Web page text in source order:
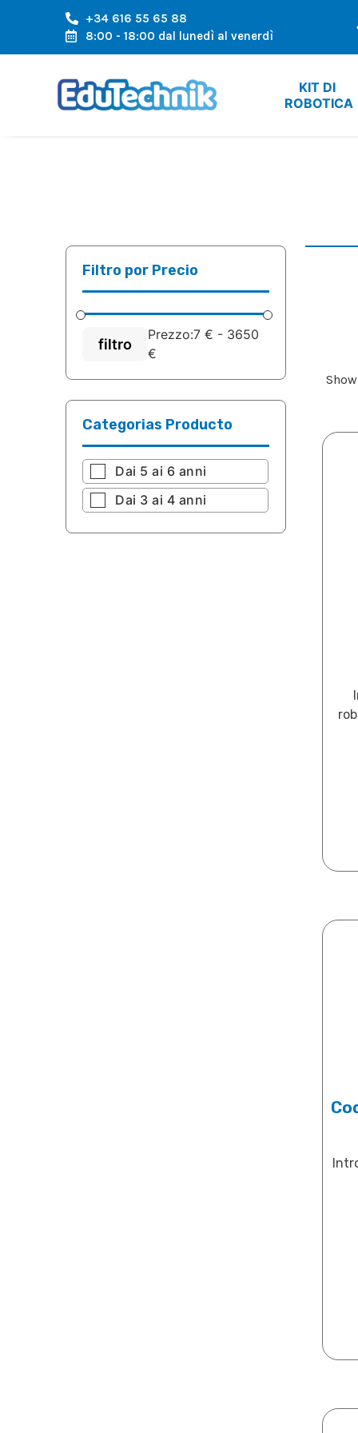
+34 616 55 65 88
8:00 - 18:00 dal lunedì al venerdì
EUROPEA SPEDIZIONE VELOCE, ARRIVO
KIT DI
ROBOTICA
Filtro por Precio
filtro
Prezzo:7 € - 3650
€
Categorias Producto
Dai 5 ai 6 anni
Dai 3 ai 4 anni